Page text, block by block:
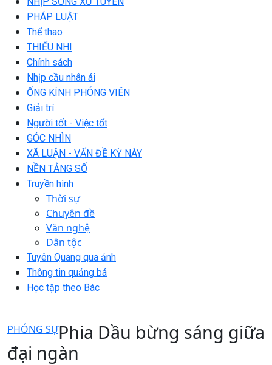
PHÁP LUẬT
Thể thao
THIẾU NHI
Chính sách
Nhịp cầu nhân ái
ỐNG KÍNH PHÓNG VIÊN
Giải trí
Người tốt - Việc tốt
GÓC NHÌN
XÃ LUẬN - VẤN ĐỀ KỲ NÀY
NỀN TẢNG SỐ
Truyền hình
Thời sự
Chuyên đề
Văn nghệ
Dân tộc
Tuyên Quang qua ảnh
Thông tin quảng bá
Học tập theo Bác
PHÓNG SỰPhia Dầu bừng sáng giữa
đại ngàn